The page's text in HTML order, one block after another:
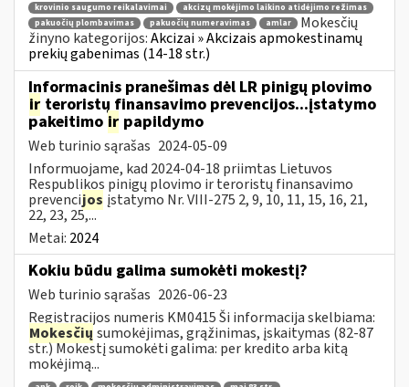
krovinio saugumo reikalavimai
akcizų mokėjimo laikino atidėjimo režimas
pakuočių plombavimas
pakuočių numeravimas amlar
Mokesčių
žinyno kategorijos:Akcizai » Akcizais apmokestinamų
prekių gabenimas (14-18 str.)
Informacinis pranešimas dėl LR pinigų plovimo
ir teroristų finansavimo prevencijos...įstatymo
pakeitimo ir papildymo
Web turinio sąrašas 2024-05-09
Informuojame, kad 2024-04-18 priimtas Lietuvos
Respublikos pinigų plovimo ir teroristų finansavimo
prevencijos įstatymo Nr. VIII-275 2, 9, 10, 11, 15, 16, 21,
22, 23, 25,...
Metai: 2024
Kokiu būdu galima sumokėti mokestį?
Web turinio sąrašas 2026-06-23
Registracijos numeris KM0415 Ši informacija skelbiama:
Mokesčių sumokėjimas, grąžinimas, įskaitymas (82-87
str.) Mokestį sumokėti galima: per kredito arba kitą
mokėjimą...